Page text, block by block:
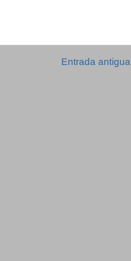
Entrada antigua